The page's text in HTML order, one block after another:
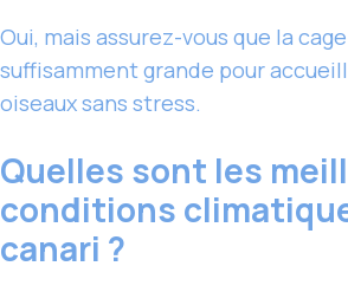
Oui, mais assurez-vous que la
suffisamment grande pour
oiseaux sans stress.
Quelles sont les
conditions
canari ?